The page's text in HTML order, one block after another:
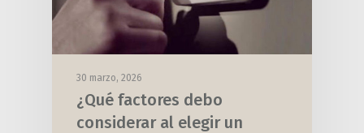
30 marzo, 2026
¿Qué factores debo
considerar al elegir un